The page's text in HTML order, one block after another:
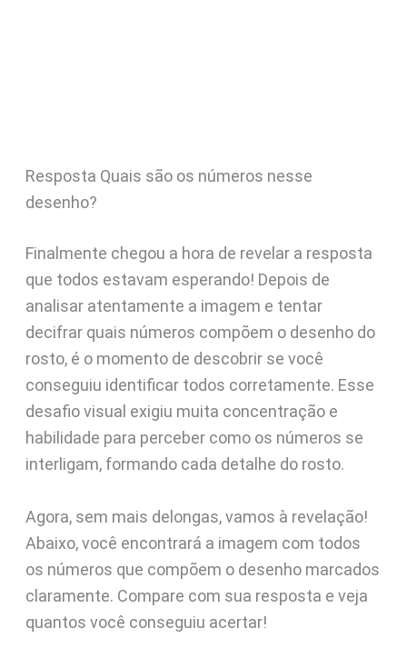
Resposta Quais são os números nesse
desenho?
Finalmente chegou a hora de revelar a resposta
que todos estavam esperando! Depois de
analisar atentamente a imagem e tentar
decifrar quais números compõem o desenho do
rosto, é o momento de descobrir se você
conseguiu identificar todos corretamente. Esse
desafio visual exigiu muita concentração e
habilidade para perceber como os números se
interligam, formando cada detalhe do rosto.
Agora, sem mais delongas, vamos à revelação!
Abaixo, você encontrará a imagem com todos
os números que compõem o desenho marcados
claramente. Compare com sua resposta e veja
quantos você conseguiu acertar!